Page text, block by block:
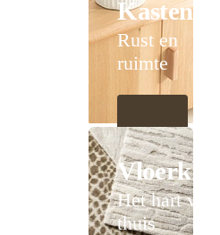
Kasten
Rust en
ruimte
Het hart van
thuis